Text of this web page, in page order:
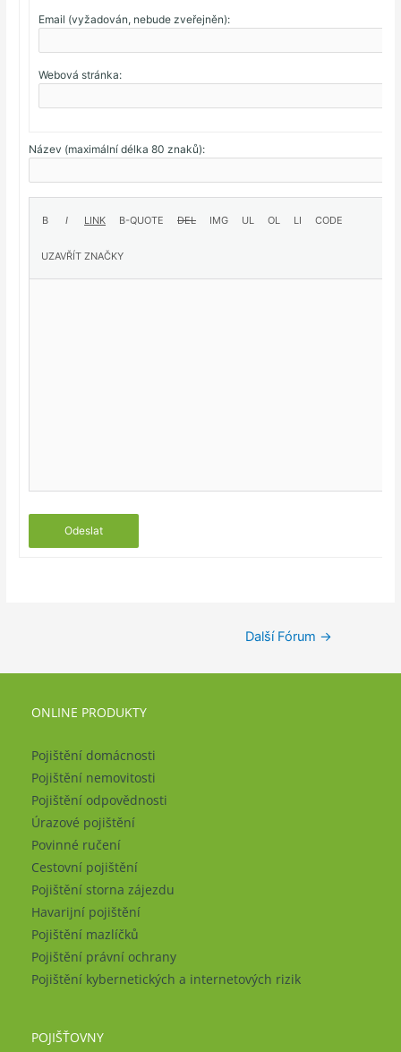
Email (vyžadován, nebude zveřejněn):
Webová stránka:
Název (maximální délka 80 znaků):
Odeslat
Další Fórum →
ONLINE PRODUKTY
Pojištění domácnosti
Pojištění nemovitosti
Pojištění odpovědnosti
Úrazové pojištění
Povinné ručení
Cestovní pojištění
Pojištění storna zájezdu
Havarijní pojištění
Pojištění mazlíčků
Pojištění právní ochrany
Pojištění kybernetických a internetových rizik
POJIŠŤOVNY